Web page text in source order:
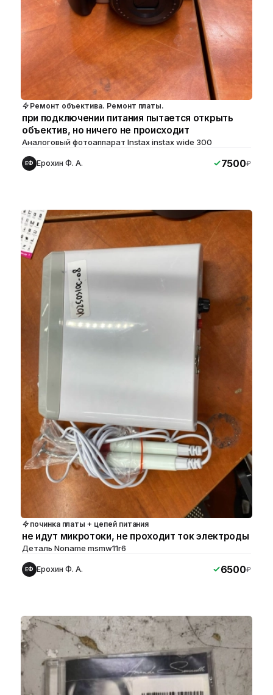
Ремонт объектива. Ремонт платы.
при подключении питания пытается открыть
объектив, но ничего не происходит
Аналоговый фотоаппарат Instax instax wide 300
ЕФ Ерохин Ф. А. 7500₽
починка платы + цепей питания
не идут микротоки, не проходит ток электроды
Деталь Noname msmw11r6
ЕФ Ерохин Ф. А. 6500₽